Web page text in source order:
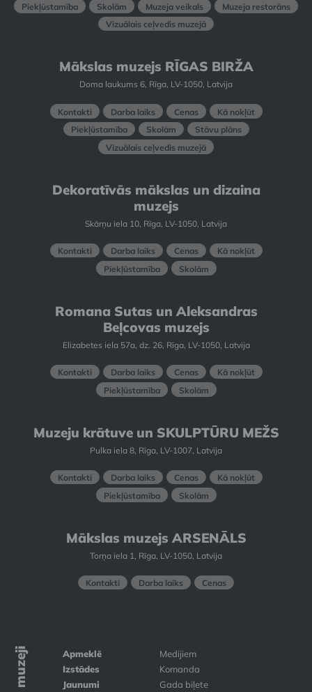
Piekļūstamība
Skolām Muzeja veikals
Muzeja restorāns
Vizuālais ceļvedis muzejā
Mākslas muzejs RĪGAS BIRŽA
Doma laukums 6, Rīga, LV-1050, Latvija
Kontakti Darba laiks Cenas
Kā nokļūt
Piekļūstamība
Skolām
Stāvu plāns
Vizuālais ceļvedis muzejā
Dekoratīvās mākslas un dizaina
muzejs
Skārņu iela 10, Rīga, LV-1050, Latvija
Kontakti Darba laiks Cenas
Kā nokļūt
Piekļūstamība
Skolām
Romana Sutas un Aleksandras
Beļcovas muzejs
Elizabetes iela 57a, dz. 26, Rīga, LV-1050, Latvija
Kontakti Darba laiks Cenas
Kā nokļūt
Piekļūstamība
Skolām
Muzeju krātuve un SKULPTŪRU MEŽS
Pulka iela 8, Rīga, LV-1007, Latvija
Kontakti Darba laiks Cenas
Kā nokļūt
Piekļūstamība
Skolām
Mākslas muzejs ARSENĀLS
Torņa iela 1, Rīga, LV-1050, Latvija
Kontakti Darba laiks Cenas
Apmeklē
Izstādes
Jaunumi
Medijiem
Komanda
Gada biļete